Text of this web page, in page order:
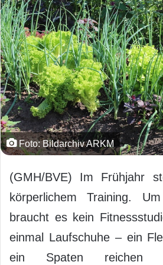
Foto: Bildarchiv ARKM
(GMH/BVE) Im Frühjahr
körperlichem Training.
braucht es kein
einmal Laufschuhe – ein
ein Spaten reichen